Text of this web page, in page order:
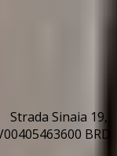
Strada Sinaia 19,
BRD